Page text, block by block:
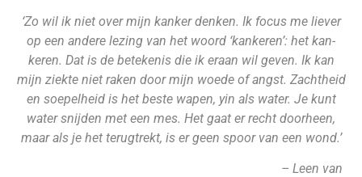
‘Zo wil ik niet over mijn kanker denken. Ik focus me liever
op een andere lezing van het woord ‘kankeren’: het kan-
keren. Dat is de betekenis die ik eraan wil geven. Ik kan
mijn ziekte niet raken door mijn woede of angst. Zachtheid
en soepelheid is het beste wapen, yin als water. Je kunt
water snijden met een mes. Het gaat er recht doorheen,
maar als je het terugtrekt, is er geen spoor van een wond.’
– Leen van